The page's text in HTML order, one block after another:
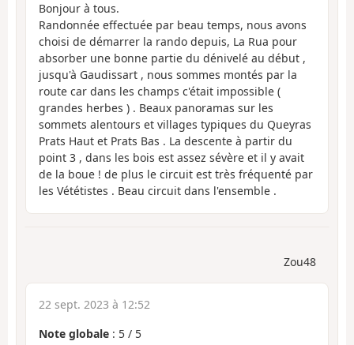
Bonjour à tous.
Randonnée effectuée par beau temps, nous avons
choisi de démarrer la rando depuis, La Rua pour
absorber une bonne partie du dénivelé au début ,
jusqu'à Gaudissart , nous sommes montés par la
route car dans les champs c'était impossible (
grandes herbes ) . Beaux panoramas sur les
sommets alentours et villages typiques du Queyras
Prats Haut et Prats Bas . La descente à partir du
point 3 , dans les bois est assez sévère et il y avait
de la boue ! de plus le circuit est très fréquenté par
les Vététistes . Beau circuit dans l'ensemble .
Zou48
22 sept. 2023 à 12:52
Note globale : 5 / 5